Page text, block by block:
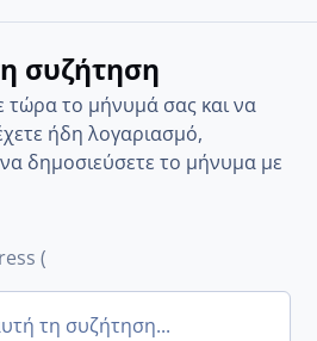
συζήτηση
τώρα το μήνυμά σας και να
ήδη λογαριασμό,
να δημοσιεύσετε το μήνυμα με
τη συζήτηση...